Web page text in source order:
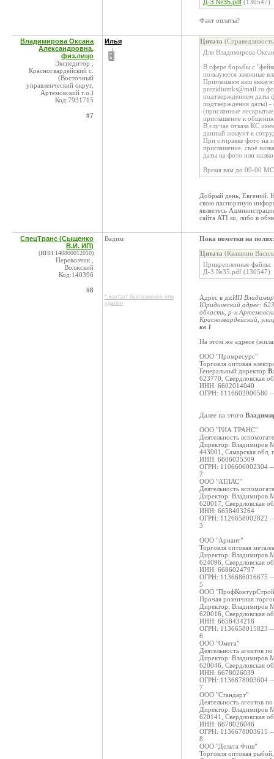
Д-З №35.pdf (130547)
Факт оплаты?
Владимирова Оксана
Александровна,
физ.лицо
Экспедитор ,
Красногвардейский с.
(Восточный
управленческий округ,
Артёмовский г.о.)
Код:7931715
#7
Илья Цитата
Для Владимирова
В сфере борьбы с
пользуются законные
Приглашаем ваш
prezidiumks@mail.ru
подтверждением даты
подтверждения даты)
(присланные
приглашение к
В случае отказа КС
данный аккаунт к
При отправке фото на
приглашение, своё
даты на фото или
Время вам до 09-00
Добрый день, Евгений.
свою паспортную
являетесь
сайта ATI.su, либо в
СпецТранс (Сыщенко
В.И. ИП)
(ИНН:140800012010)
Перевозчик ,
Волжский
Код:140396
#8
Вадим
* контакт был изменен или
удален
Пока пометки на
Цитата (Квашнин
Прикрепленные файлы:
Д-З №35.pdf (130547)
Адрес в дз:ИП
Юридический адрес:
область, р-н
Красногвардейский,
кв 1
На этом же адресе
ООО "Промресурс"
Торговля оптовая
Генеральный директор:
623770, Свердловская
ИНН: 6602014040
ОГРН: 1116602000580
Далее на этого
ООО "РИА ТРАНС"
Деятельность
Директор: Владимиров
443001, Самарская обл,
ИНН: 6606035309
ОГРН: 1106606002304
2
ООО "АТЛАС"
Деятельность
Директор: Владимиров
620017, Свердловская
ИНН: 6658403264
ОГРН: 1126658002822
3
ООО "Ариант"
Торговля оптовая
Директор: Владимиров
624096, Свердловская
ИНН: 6686024797
ОГРН: 1136686016675
5
ООО
Прочая розничная
Директор: Владимиров
620016, Свердловская
ИНН: 6658434216
ОГРН: 1136658015823
6
ООО "Омега"
Деятельность агентов
Директор: Владимиров
620046, Свердловская
ИНН: 6678026039
ОГРН: 1136678003604
7
ООО "Стандарт"
Деятельность агентов
Директор: Владимиров
620141, Свердловская
ИНН: 6678026046
ОГРН: 1136678003615
8
ООО "Дельта Фиш"
Торговля оптовая